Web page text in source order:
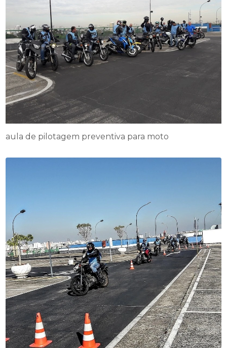
aula de pilotagem preventiva para moto